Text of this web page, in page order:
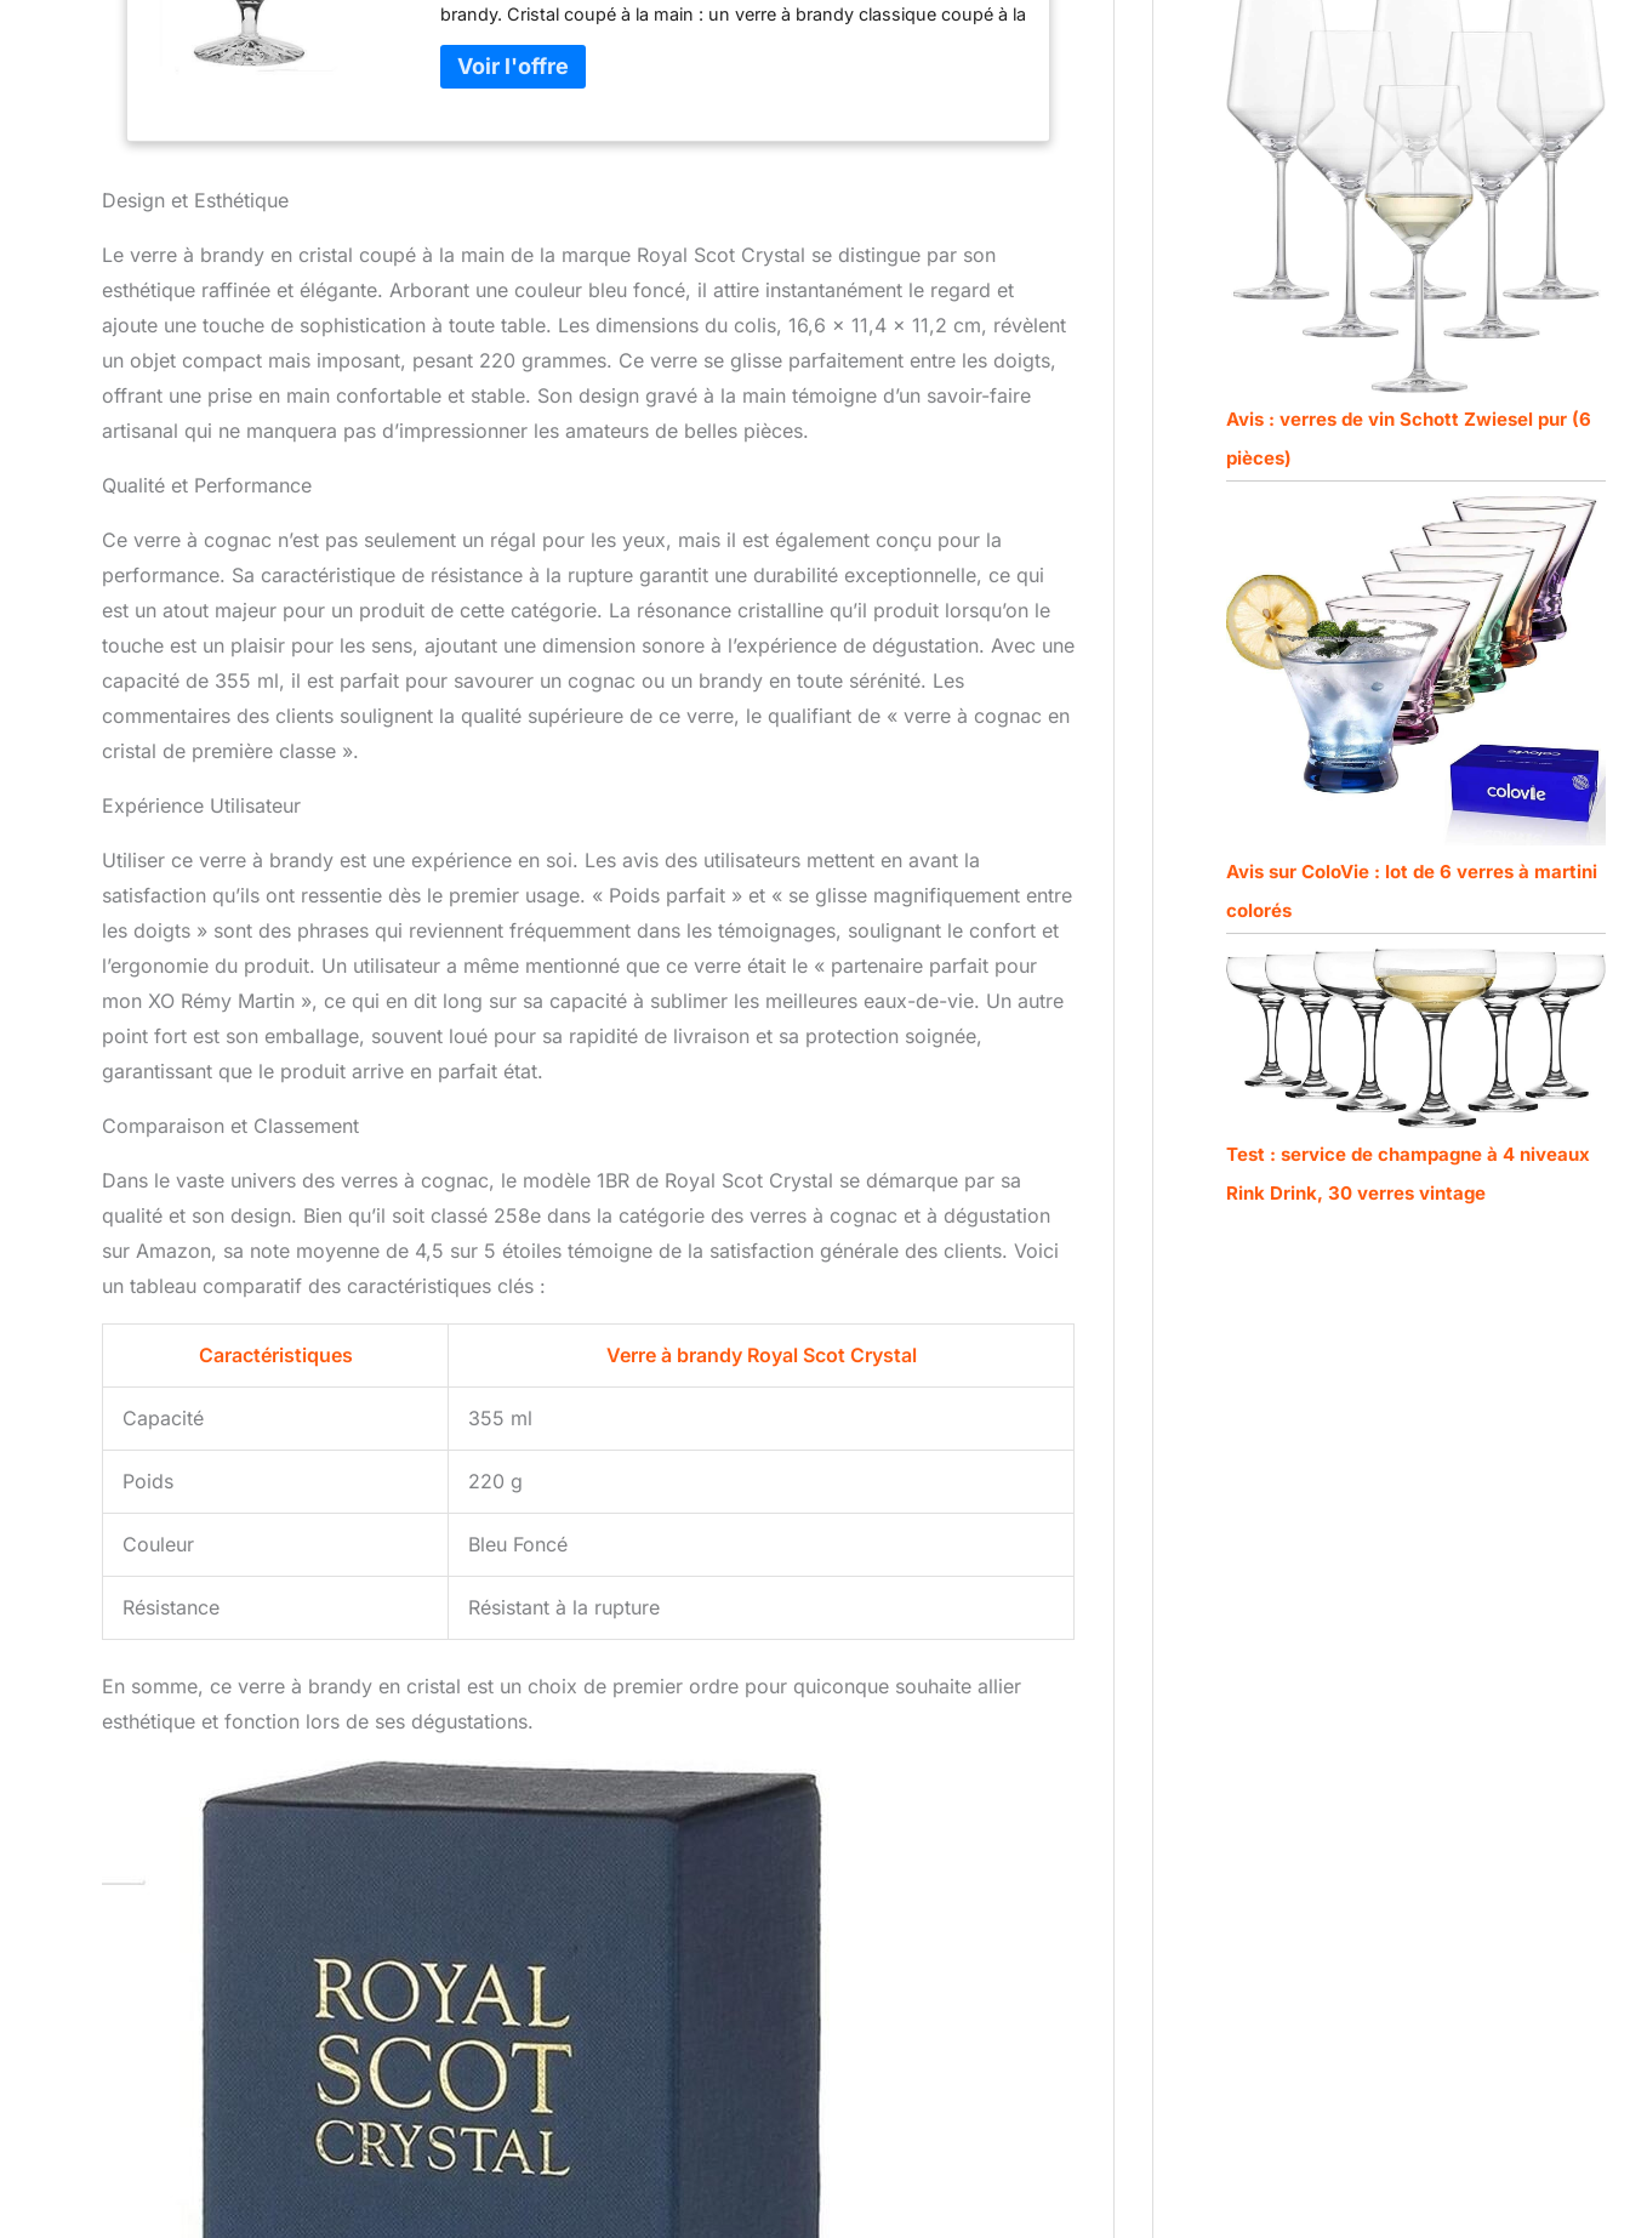
brandy. Cristal coupé à la main : un verre à brandy classique coupé à la
ou des Highlands écossais. Joliment emballé – Livré avec un élégant
coffret cadeau Royal Scot Crystal dans un bleu foncé avec un lettrage
vous aimez. Dimensions : environ 400 ml. Lavage à la main
Design et Esthétique
Le verre à brandy en cristal coupé à la main de la marque Royal Scot Crystal se distingue par son
esthétique raffinée et élégante. Arborant une couleur bleu foncé, il attire instantanément le regard et
ajoute une touche de sophistication à toute table. Les dimensions du colis, 16,6 x 11,4 x 11,2 cm, révèlent
un objet compact mais imposant, pesant 220 grammes. Ce verre se glisse parfaitement entre les doigts,
offrant une prise en main confortable et stable. Son design gravé à la main témoigne d’un savoir-faire
artisanal qui ne manquera pas d’impressionner les amateurs de belles pièces.
Qualité et Performance
Ce verre à cognac n’est pas seulement un régal pour les yeux, mais il est également conçu pour la
performance. Sa caractéristique de résistance à la rupture garantit une durabilité exceptionnelle, ce qui
est un atout majeur pour un produit de cette catégorie. La résonance cristalline qu’il produit lorsqu’on le
touche est un plaisir pour les sens, ajoutant une dimension sonore à l’expérience de dégustation. Avec une
capacité de 355 ml, il est parfait pour savourer un cognac ou un brandy en toute sérénité. Les
commentaires des clients soulignent la qualité supérieure de ce verre, le qualifiant de « verre à cognac en
cristal de première classe ».
Expérience Utilisateur
Utiliser ce verre à brandy est une expérience en soi. Les avis des utilisateurs mettent en avant la
satisfaction qu’ils ont ressentie dès le premier usage. « Poids parfait » et « se glisse magnifiquement entre
les doigts » sont des phrases qui reviennent fréquemment dans les témoignages, soulignant le confort et
l’ergonomie du produit. Un utilisateur a même mentionné que ce verre était le « partenaire parfait pour
mon XO Rémy Martin », ce qui en dit long sur sa capacité à sublimer les meilleures eaux-de-vie. Un autre
point fort est son emballage, souvent loué pour sa rapidité de livraison et sa protection soignée,
garantissant que le produit arrive en parfait état.
Comparaison et Classement
Dans le vaste univers des verres à cognac, le modèle 1BR de Royal Scot Crystal se démarque par sa
qualité et son design. Bien qu’il soit classé 258e dans la catégorie des verres à cognac et à dégustation
sur Amazon, sa note moyenne de 4,5 sur 5 étoiles témoigne de la satisfaction générale des clients. Voici
un tableau comparatif des caractéristiques clés :
Caractéristiques Verre à brandy Royal Scot Crystal
Capacité 355 ml
Poids 220 g
Couleur Bleu Foncé
Résistance Résistant à la rupture
En somme, ce verre à brandy en cristal est un choix de premier ordre pour quiconque souhaite allier
esthétique et fonction lors de ses dégustations.
Avis : verres de vin Schott Zwiesel pur (6
pièces)
Avis sur ColoVie : lot de 6 verres à martini
colorés
Test : service de champagne à 4 niveaux
Rink Drink, 30 verres vintage